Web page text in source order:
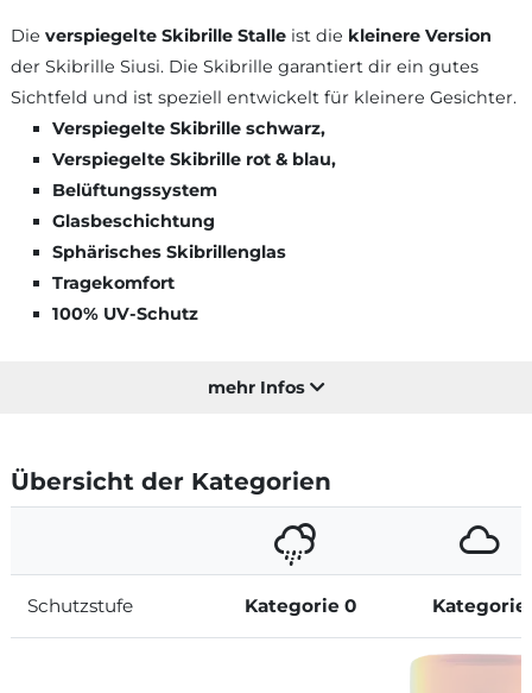
Dieverspiegelte Skibrille Stalle ist die kleinere Version
der Skibrille Siusi. Die Skibrille garantiert dir ein gutes
Sichtfeld und ist speziell entwickelt für kleinere Gesichter.
Verspiegelte Skibrille schwarz,
Verspiegelte Skibrille rot & blau,
Belüftungssystem
Glasbeschichtung
Sphärisches Skibrillenglas
Tragekomfort
100% UV-Schutz
mehr Infos
Übersicht der Kategorien
Schutzstufe Kategorie 0 Kategorie